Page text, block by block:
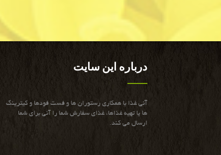
درباره این سایت
آنی غذا با همكاری رستوران ها و فست فودها و كیترینگ
ها یا تهیه غذاها، غذای سفارش شما را آنی برای شما
ارسال می كند.